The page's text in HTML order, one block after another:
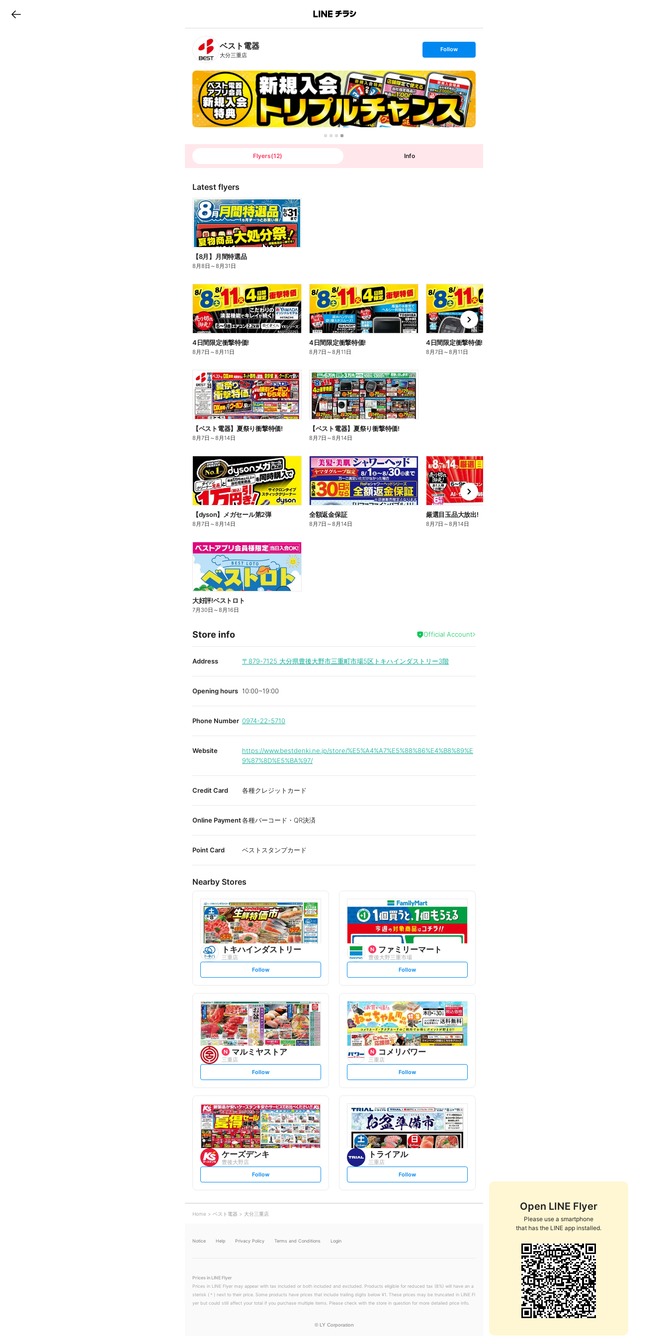
B
n
T
ベスト電器
大分三重店
s
t
o
l
l
o
w
Follow
Flyers(12) Info
Latest flyers
【8月】月間特選品
8月8日 ～8月31日
4日間限定衝撃特価!
8月7日 ～8月11日
4日間限定衝撃特価!
8月7日 ～8月11日
4日間限定衝撃特価!
8月7日 ～8月11日
n
e
x
t
【ベスト電器】夏祭り衝撃特価!
8月7日 ～8月14日
【ベスト電器】夏祭り衝撃特価!
8月7日 ～8月14日
【dyson】メガセール第2弾
8月7日 ～8月14日
全額返金保証
8月7日 ～8月14日
厳選目玉品大放出!
8月7日 ～8月14日
n
e
x
t
大好評!ベストロト
7月30日 ～8月16日
Store info Official Account
Address 〒879-7125 大分県豊後大野市三重町市場5区トキハインダストリー3階
Opening hours 10:00~19:00
Phone Number 0974-22-5710
Website
https://www.bestdenki.ne.jp/store/%E5%A4%A7%E5%88%86%E4%B8%89%E
9%87%8D%E5%BA%97/
Credit Card 各種クレジットカード
Online Payment各種バーコード・QR決済
Point Card ベストスタンプカード
Nearby Stores
トキハインダストリー
三重店
s
t
l
o
w
Follow
ファミリーマート
豊後大野三重市場
s
t
l
o
w
Follow
マルミヤストア
三重店
s
t
l
o
w
Follow
コメリパワー
三重店
s
t
o
w
Follow
ケーズデンキ
豊後大野店
s
t
o
w
Follow
トライアル
三重店
s
t
Follow
Open LINE Flyer
Please use a smartphone
that has the LINE app installed.
Home ベスト電器 大分三重店
Notice Help Privacy Policy Terms and Conditions Login
Prices in LINE Flyer
Prices in LINE Flyer may appear with tax included or both included and excluded. Products eligible for reduced tax (8%) will have an a
sterisk (＊) next to their price. Some products have prices that include trailing digits below ¥1. These prices may be truncated in LINE Fl
yer but could still affect your total if you purchase multiple items. Please check with the store in question for more detailed price info.
© LY Corporation